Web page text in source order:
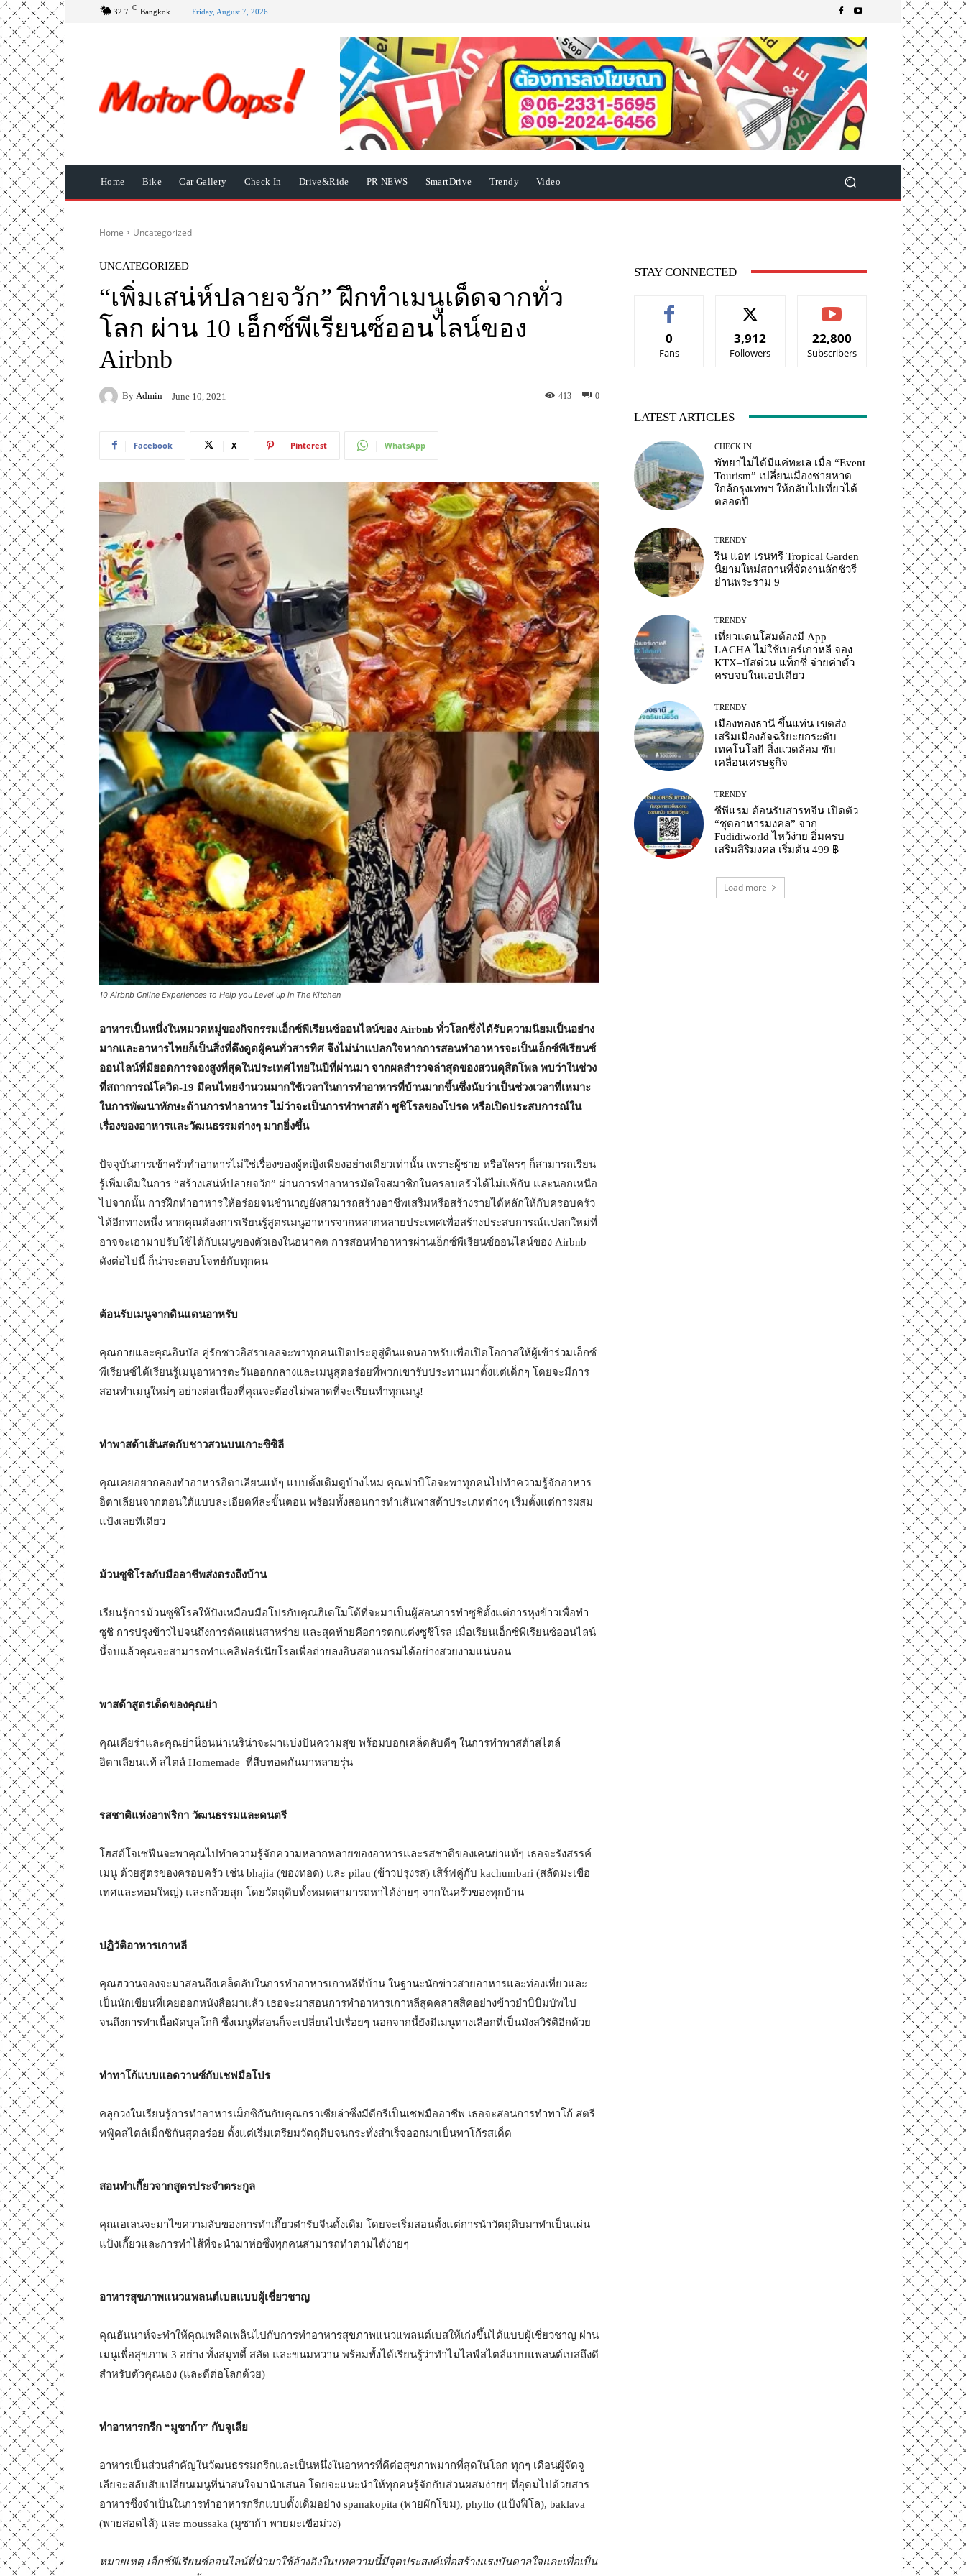
32.7 C Bangkok Friday, August 7, 2026
Home Bike Car Gallery Check In Drive&Ride PR NEWS SmartDrive Trendy Video
Home Uncategorized
UNCATEGORIZED
“เพิ่มเสน่ห์ปลายจวัก” ฝึกทำเมนูเด็ดจากทั่ว
โลก ผ่าน 10 เอ็กซ์พีเรียนซ์ออนไลน์ของ
Airbnb
By Admin June 10, 2021 0
413
Facebook X Pinterest WhatsApp
10 Airbnb Online Experiences to Help you Level up in The Kitchen
อาหารเป็นหนึ่งในหมวดหมู่ของกิจกรรมเอ็กซ์พีเรียนซ์ออนไลน์ของ Airbnb ทั่วโลกซึ่งได้รับความนิยมเป็นอย่าง
มากและอาหารไทยก็เป็นสิ่งที่ดึงดูดผู้คนทั่วสารทิศ จึงไม่น่าแปลกใจหากการสอนทำอาหารจะเป็นเอ็กซ์พีเรียนซ์
ออนไลน์ที่มียอดการจองสูงที่สุดในประเทศไทยในปีที่ผ่านมา จากผลสำรวจล่าสุดของสวนดุสิตโพล พบว่าในช่วง
ที่สถาการณ์โควิด-19 มีคนไทยจำนวนมากใช้เวลาในการทำอาหารที่บ้านมากขึ้นซึ่งนับว่าเป็นช่วงเวลาที่เหมาะ
ในการพัฒนาทักษะด้านการทำอาหาร ไม่ว่าจะเป็นการทำพาสต้า ซูชิโรลของโปรด หรือเปิดประสบการณ์ใน
เรื่องของอาหารและวัฒนธรรมต่างๆ มากยิ่งขึ้น
ปัจจุบันการเข้าครัวทำอาหารไม่ใช่เรื่องของผู้หญิงเพียงอย่างเดียวเท่านั้น เพราะผู้ชาย หรือใครๆ ก็สามารถเรียน
รู้เพิ่มเติมในการ “สร้างเสน่ห์ปลายจวัก” ผ่านการทำอาหารมัดใจสมาชิกในครอบครัวได้ไม่แพ้กัน และนอกเหนือ
ไปจากนั้น การฝึกทำอาหารให้อร่อยจนชำนาญยังสามารถสร้างอาชีพเสริมหรือสร้างรายได้หลักให้กับครอบครัว
ได้อีกทางหนึ่ง หากคุณต้องการเรียนรู้สูตรเมนูอาหารจากหลากหลายประเทศเพื่อสร้างประสบการณ์แปลกใหม่ที่
อาจจะเอามาปรับใช้ได้กับเมนูของตัวเองในอนาคต การสอนทำอาหารผ่านเอ็กซ์พีเรียนซ์ออนไลน์ของ Airbnb
ดังต่อไปนี้ ก็น่าจะตอบโจทย์กับทุกคน
ต้อนรับเมนูจากดินแดนอาหรับ
คุณกายและคุณอินบัล คู่รักชาวอิสราเอลจะพาทุกคนเปิดประตูสู่ดินแดนอาหรับเพื่อเปิดโอกาสให้ผู้เข้าร่วมเอ็กซ์
พีเรียนซ์ได้เรียนรู้เมนูอาหารตะวันออกกลางและเมนูสุดอร่อยที่พวกเขารับประทานมาตั้งแต่เด็กๆ โดยจะมีการ
สอนทำเมนูใหม่ๆ อย่างต่อเนื่องที่คุณจะต้องไม่พลาดที่จะเรียนทำทุกเมนู!
ทำพาสต้าเส้นสดกับชาวสวนบนเกาะซิซิลี
คุณเคยอยากลองทำอาหารอิตาเลียนแท้ๆ แบบดั้งเดิมดูบ้างไหม คุณฟาบิโอจะพาทุกคนไปทำความรู้จักอาหาร
อิตาเลียนจากตอนใต้แบบละเอียดทีละขั้นตอน พร้อมทั้งสอนการทำเส้นพาสต้าประเภทต่างๆ เริ่มตั้งแต่การผสม
แป้งเลยทีเดียว
ม้วนซูชิโรลกับมืออาชีพส่งตรงถึงบ้าน
เรียนรู้การม้วนซูชิโรลให้ปังเหมือนมือโปรกับคุณฮิเดโมโต้ที่จะมาเป็นผู้สอนการทำซูชิตั้งแต่การหุงข้าวเพื่อทำ
ซูชิ การปรุงข้าวไปจนถึงการตัดแผ่นสาหร่าย และสุดท้ายคือการตกแต่งซูชิโรล เมื่อเรียนเอ็กซ์พีเรียนซ์ออนไลน์
นี้จบแล้วคุณจะสามารถทำแคลิฟอร์เนียโรลเพื่อถ่ายลงอินสตาแกรมได้อย่างสวยงามแน่นอน
พาสต้าสูตรเด็ดของคุณย่า
คุณเคียร่าและคุณย่าน็อนน่าเนริน่าจะมาแบ่งปันความสุข พร้อมบอกเคล็ดลับดีๆ ในการทำพาสต้าสไตล์
อิตาเลียนแท้ สไตล์ Homemade ที่สืบทอดกันมาหลายรุ่น
รสชาติแห่งอาฟริกา วัฒนธรรมและดนตรี
โฮสต์โจเซฟีนจะพาคุณไปทำความรู้จักความหลากหลายของอาหารและรสชาติของเคนย่าแท้ๆ เธอจะรังสรรค์
เมนู ด้วยสูตรของครอบครัว เช่น bhajia (ของทอด) และ pilau (ข้าวปรุงรส) เสิร์ฟคู่กับ kachumbari (สลัดมะเขือ
เทศและหอมใหญ่) และกล้วยสุก โดยวัตถุดิบทั้งหมดสามารถหาได้ง่ายๆ จากในครัวของทุกบ้าน
ปฏิวัติอาหารเกาหลี
คุณฮวานจองจะมาสอนถึงเคล็ดลับในการทำอาหารเกาหลีที่บ้าน ในฐานะนักข่าวสายอาหารและท่องเที่ยวและ
เป็นนักเขียนที่เคยออกหนังสือมาแล้ว เธอจะมาสอนการทำอาหารเกาหลีสุดคลาสสิคอย่างข้าวยำบิบิมบัพไป
จนถึงการทำเนื้อผัดบุลโกกิ ซึ่งเมนูที่สอนก็จะเปลี่ยนไปเรื่อยๆ นอกจากนี้ยังมีเมนูทางเลือกที่เป็นมังสวิรัติอีกด้วย
ทำทาโก้แบบแอดวานซ์กับเชฟมือโปร
คลุกวงในเรียนรู้การทำอาหารเม็กซิกันกับคุณกราเซียล่าซึ่งมีดีกรีเป็นเชฟมืออาชีพ เธอจะสอนการทำทาโก้ สตรี
ทฟู้ดสไตล์เม็กซิกันสุดอร่อย ตั้งแต่เริ่มเตรียมวัตถุดิบจนกระทั่งสำเร็จออกมาเป็นทาโก้รสเด็ด
สอนทำเกี๊ยวจากสูตรประจำตระกูล
คุณเอเลนจะมาไขความลับของการทำเกี๊ยวตำรับจีนดั้งเดิม โดยจะเริ่มสอนตั้งแต่การนำวัตถุดิบมาทำเป็นแผ่น
แป้งเกี๊ยวและการทำไส้ที่จะนำมาห่อซึ่งทุกคนสามารถทำตามได้ง่ายๆ
อาหารสุขภาพแนวแพลนต์เบสแบบผู้เชี่ยวชาญ
คุณฮันนาห์จะทำให้คุณเพลิดเพลินไปกับการทำอาหารสุขภาพแนวแพลนต์เบสให้เก่งขึ้นได้แบบผู้เชี่ยวชาญ ผ่าน
เมนูเพื่อสุขภาพ 3 อย่าง ทั้งสมูทตี้ สลัด และขนมหวาน พร้อมทั้งได้เรียนรู้ว่าทำไมไลฟ์สไตล์แบบแพลนต์เบสถึงดี
สำหรับตัวคุณเอง (และดีต่อโลกด้วย)
ทำอาหารกรีก “มูซาก้า” กับจูเลีย
อาหารเป็นส่วนสำคัญในวัฒนธรรมกรีกและเป็นหนึ่งในอาหารที่ดีต่อสุขภาพมากที่สุดในโลก ทุกๆ เดือนผู้จัดจู
เลียจะสลับสับเปลี่ยนเมนูที่น่าสนใจมานำเสนอ โดยจะแนะนำให้ทุกคนรู้จักกับส่วนผสมง่ายๆ ที่อุดมไปด้วยสาร
อาหารซึ่งจำเป็นในการทำอาหารกรีกแบบดั้งเดิมอย่าง spanakopita (พายผักโขม), phyllo (แป้งฟิโล), baklava
(พายสอดไส้) และ moussaka (มูซาก้า พายมะเขือม่วง)
หมายเหตุ เอ็กซ์พีเรียนซ์ออนไลน์ที่นำมาใช้อ้างอิงในบทความนี้มีจุดประสงค์เพื่อสร้างแรงบันดาลใจและเพื่อเป็น
STAY CONNECTED
0
Fans
3,912
Followers
22,800
Subscribers
LATEST ARTICLES
CHECK IN
พัทยาไม่ได้มีแค่ทะเล เมื่อ “Event
Tourism” เปลี่ยนเมืองชายหาด
ใกล้กรุงเทพฯ ให้กลับไปเที่ยวได้
ตลอดปี
TRENDY
ริน แอท เรนทรี Tropical Garden
นิยามใหม่สถานที่จัดงานลักชัวรี
ย่านพระราม 9
TRENDY
เที่ยวแดนโสมต้องมี App
LACHA ไม่ใช้เบอร์เกาหลี จอง
KTX–บัสด่วน แท็กซี่ จ่ายค่าตั๋ว
ครบจบในแอปเดียว
TRENDY
เมืองทองธานี ขึ้นแท่น เขตส่ง
เสริมเมืองอัจฉริยะยกระดับ
เทคโนโลยี สิ่งแวดล้อม ขับ
เคลื่อนเศรษฐกิจ
TRENDY
ซีพีแรม ต้อนรับสารทจีน เปิดตัว
“ชุดอาหารมงคล” จาก
Fudidiworld ไหว้ง่าย อิ่มครบ
เสริมสิริมงคล เริ่มต้น 499 ฿
Load more